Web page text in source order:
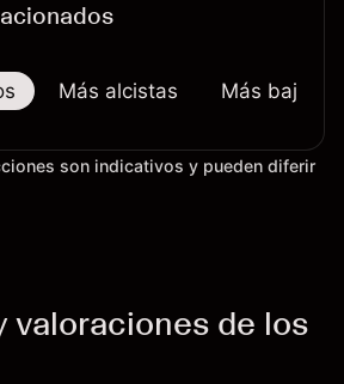
Más alcistas Más bajistas
son indicativos y pueden diferir
valoraciones de los